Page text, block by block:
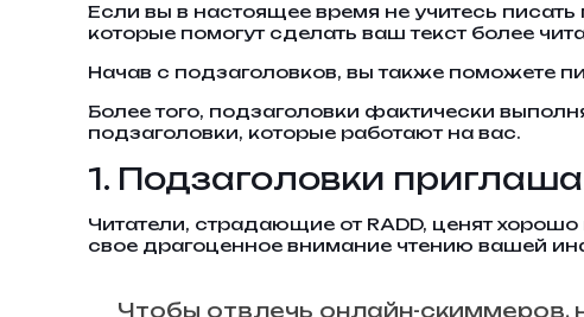
Если вы в настоящее время не учитесь
которые помогут сделать ваш текст более
Начав с подзаголовков, вы также поможете
Более того, подзаголовки фактически
подзаголовки, которые работают на вас.
1. Подзаголовки
Читатели, страдающие от RADD, ценят
свое драгоценное внимание чтению вашей
Чтобы отвлечь онлайн-скиммеров,